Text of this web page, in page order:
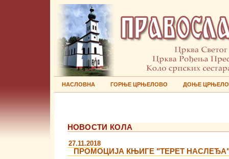
НАСЛОВНА ГОРЊЕ ЦРЊЕЛОВО ДОЊЕ
НОВОСТИ КОЛА
27.11.2018
ПРОМОЦИЈА КЊИГЕ "ТЕРЕТ